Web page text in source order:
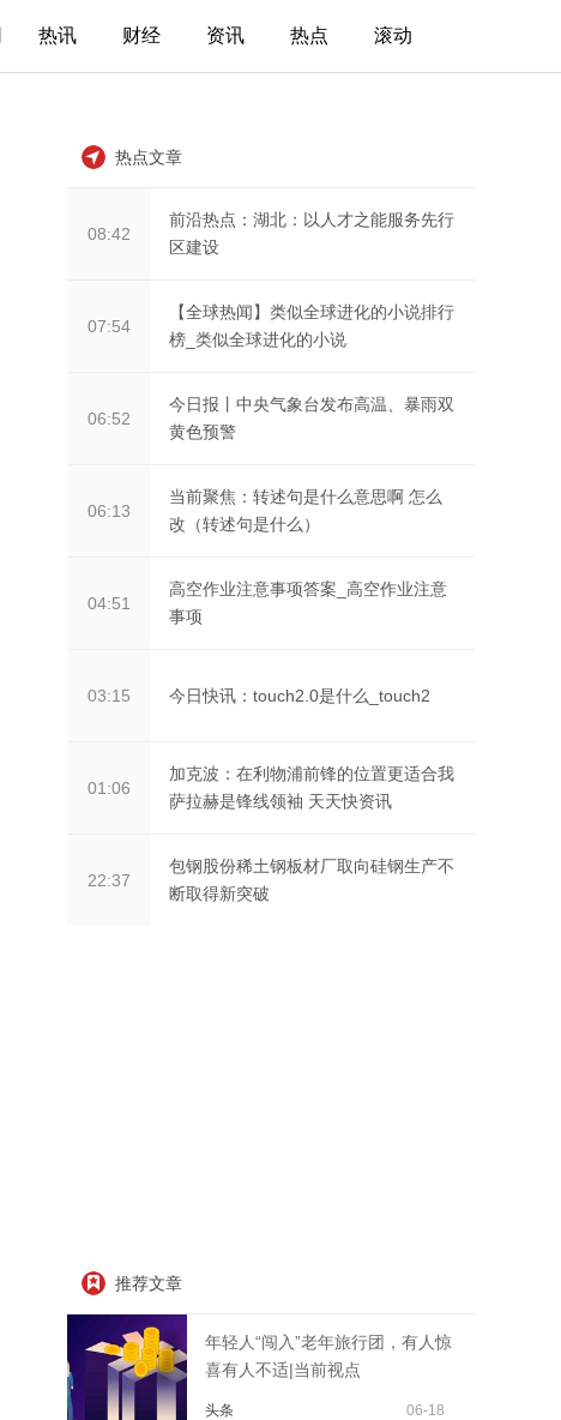
热讯 财经 资讯 热点 滚动
热点文章
08:42
前沿热点：湖北：以人才之能服务先行
区建设
07:54
【全球热闻】类似全球进化的小说排行
榜_类似全球进化的小说
06:52
今日报丨中央气象台发布高温、暴雨双
黄色预警
06:13
当前聚焦：转述句是什么意思啊 怎么
改（转述句是什么）
04:51
高空作业注意事项答案_高空作业注意
事项
03:15 今日快讯：touch2.0是什么_touch2
01:06
加克波：在利物浦前锋的位置更适合我
萨拉赫是锋线领袖 天天快资讯
22:37
包钢股份稀土钢板材厂取向硅钢生产不
断取得新突破
推荐文章
年轻人“闯入”老年旅行团，有人惊
喜有人不适|当前视点
头条 06-18